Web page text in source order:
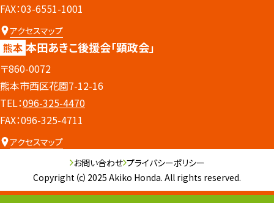
FAX：03-6551-1001
アクセスマップ
熊本 本田あきこ後援会「顕政会」
〒860-0072
熊本市西区花園7-12-16
TEL：096-325-4470
FAX：096-325-4711
アクセスマップ
お問い合わせ プライバシーポリシー
Copyright（c）2025 Akiko Honda. All rights reserved.